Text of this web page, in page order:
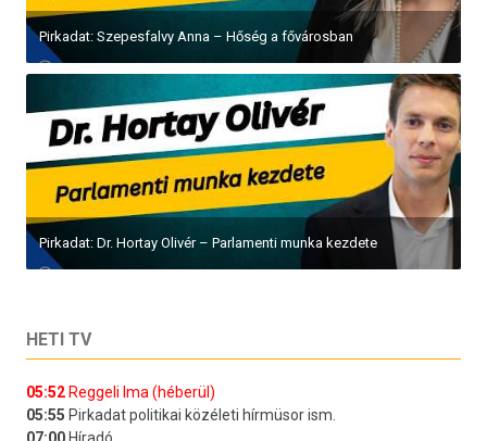
Pirkadat: Szepesfalvy Anna – Hőség a fővárosban
Pirkadat: Dr. Hortay Olivér – Parlamenti munka kezdete
HETI TV